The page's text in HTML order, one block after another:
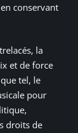
conservant
la
et de force
tel, le
pour
droits de